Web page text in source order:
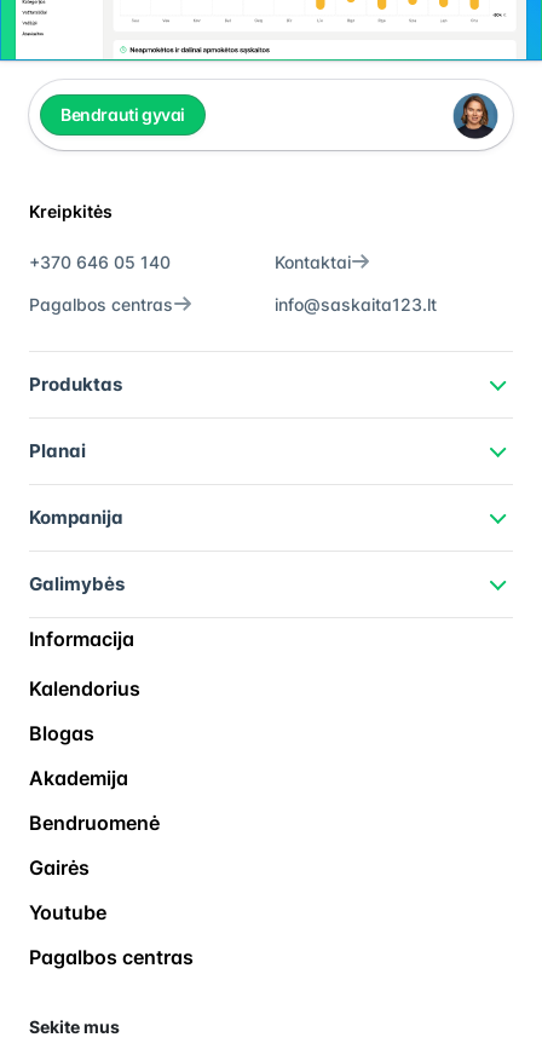
Bendrauti gyvai
Kreipkitės
+370 646 05 140
info@saskaita123.lt
Kontaktai
Pagalbos centras
Produktas
Planai
Kompanija
Galimybės
Informacija
Kalendorius
Blogas
Akademija
Bendruomenė
Gairės
Youtube
Pagalbos centras
Sekite mus